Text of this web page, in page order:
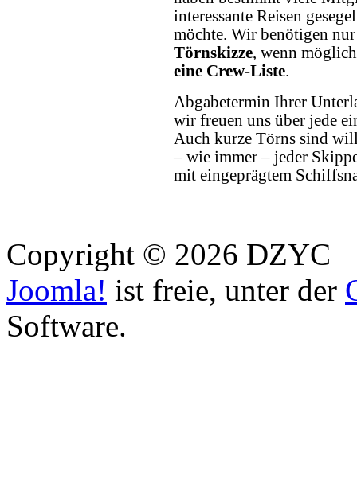
interessante Reisen
möchte. Wir benötigen
Törnskizze, wenn
eine Crew-Liste.
Abgabetermin Ihrer
wir freuen uns über jede
Auch kurze Törns sind
– wie immer – jeder
mit eingeprägtem
Copyright © 2026 DZYC
Joomla! ist freie, unter der
Software.